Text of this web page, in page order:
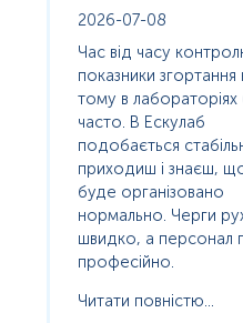
2026-07-08
Час від часу
показники згортання
тому в
часто. В Ескулаб
подобається
приходиш і знаєш,
буде організовано
нормально. Черги
швидко, а персонал
професійно.
Читати повністю...